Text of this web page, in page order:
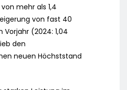
mehr als 1,4
von fast 40
(2024: 1,04
den
neuen Höchststand